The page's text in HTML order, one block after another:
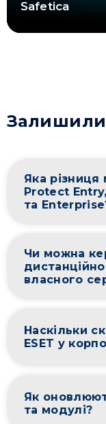
Safetica
Яка різниця
Protect
та
Чи можна
власного
Наскільки
ESET у
Як
та модулі?